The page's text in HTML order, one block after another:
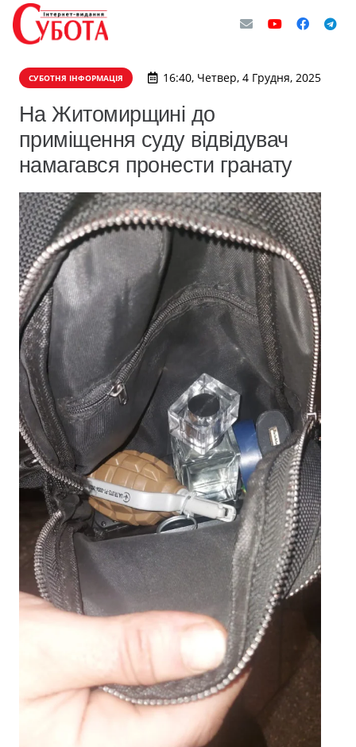
СУБОТНЯ ІНФОРМАЦІЯ 16:40, Четвер, 4 Грудня, 2025
На Житомирщині до
приміщення суду відвідувач
намагався пронести гранату